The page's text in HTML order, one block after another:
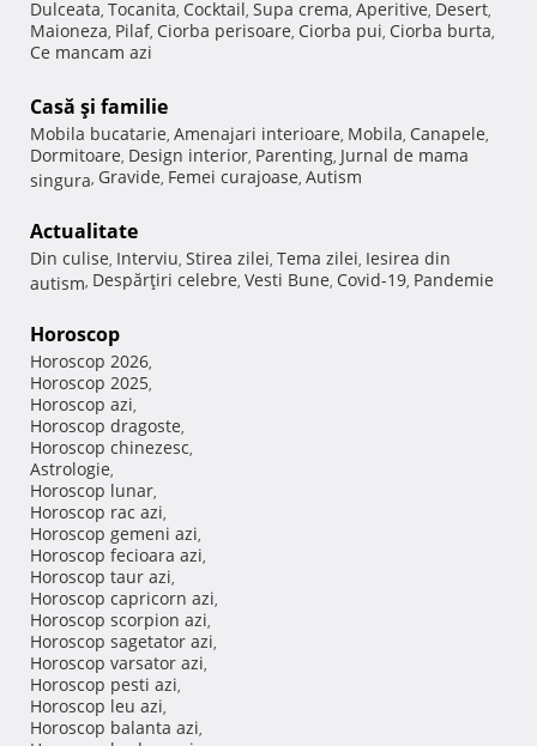
Dulceata, Tocanita, Cocktail, Supa crema, Aperitive, Desert,
Maioneza, Pilaf, Ciorba perisoare, Ciorba pui, Ciorba burta,
Ce mancam azi
Casă şi familie
Mobila bucatarie, Amenajari interioare, Mobila, Canapele,
Dormitoare, Design interior, Parenting, Jurnal de mama
singura, Gravide, Femei curajoase, Autism
Actualitate
Din culise, Interviu, Stirea zilei, Tema zilei, Iesirea din
autism, Despărţiri celebre, Vesti Bune, Covid-19, Pandemie
Horoscop
Horoscop 2026,
Horoscop 2025,
Horoscop azi,
Horoscop dragoste,
Horoscop chinezesc,
Astrologie,
Horoscop lunar,
Horoscop rac azi,
Horoscop gemeni azi,
Horoscop fecioara azi,
Horoscop taur azi,
Horoscop capricorn azi,
Horoscop scorpion azi,
Horoscop sagetator azi,
Horoscop varsator azi,
Horoscop pesti azi,
Horoscop leu azi,
Horoscop balanta azi,